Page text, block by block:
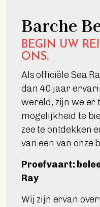
Barche
BEGIN UW
ONS.
Als officiële Sea
dan 40 jaar
wereld, zijn we er
mogelijkheid te
zee te ontdekken
van een van onze
Proefvaart:
Ray
Wij zijn ervan